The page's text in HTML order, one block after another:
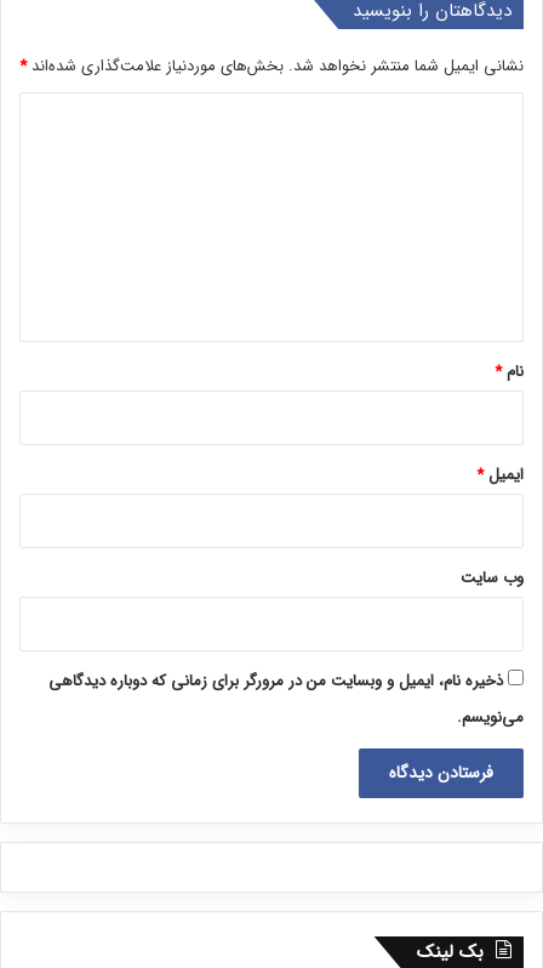
دیدگاهتان را بنویسید
نشانی ایمیل شما منتشر نخواهد شد. بخش‌های موردنیاز علامت‌گذاری شده‌اند*
نام*
ایمیل*
وب‌ سایت
ذخیره نام، ایمیل و وبسایت من در مرورگر برای زمانی که دوباره دیدگاهی
می‌نویسم.
بک لینک